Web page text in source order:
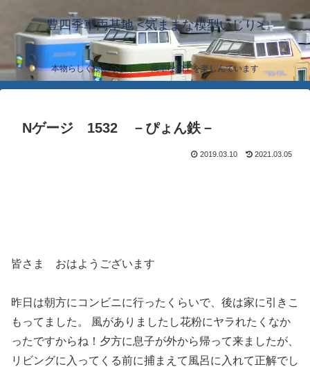
豊四季車両基地 <気ままな模型いじり>
本物らしく模型らしく… 簡単な加工を楽しんでいます
Nゲージ 1532 －ぴょん鉄－
2019.03.10 2021.03.05
皆さま おはようございます
昨日は朝方にコンビニに行ったくらいで、後は家に引きこ
もってました。 風がありましたし花粉にヤラれたくなか
ったですからね！夕方に息子が外から帰って来ましたが、
リビングに入ってくる前に捕まえて風呂に入れて正解でし